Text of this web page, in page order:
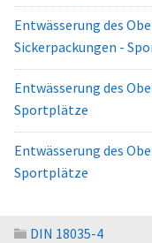
Entwässerung des
Sickerpackungen -
Entwässerung des
Sportplätze
Entwässerung des
Sportplätze
DIN 18035-4